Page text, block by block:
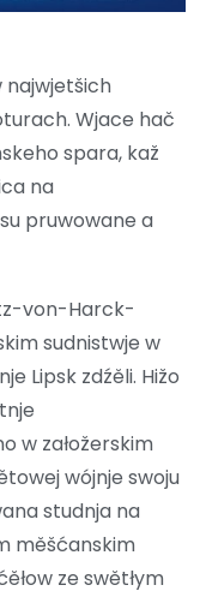
najwjetšich
Wjace hač
spara, kaž
na
pruwowane a
von-Harck-
sudnistwje w
Lipsk zdźěli. Hižo
w załožerskim
wójnje swoju
studnja na
měšćanskim
ze swětłym